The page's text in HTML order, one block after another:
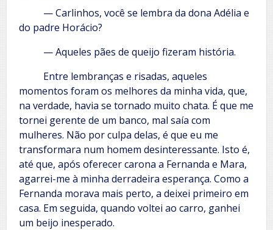
— Carlinhos, você se lembra da dona Adélia e
do padre Horácio?
— Aqueles pães de queijo fizeram história.
Entre lembranças e risadas, aqueles
momentos foram os melhores da minha vida, que,
na verdade, havia se tornado muito chata. É que me
tornei gerente de um banco, mal saía com
mulheres. Não por culpa delas, é que eu me
transformara num homem desinteressante. Isto é,
até que, após oferecer carona a Fernanda e Mara,
agarrei-me à minha derradeira esperança. Como a
Fernanda morava mais perto, a deixei primeiro em
casa. Em seguida, quando voltei ao carro, ganhei
um beijo inesperado.